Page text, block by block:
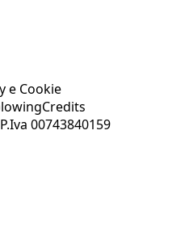
e Cookie
Credits
00743840159